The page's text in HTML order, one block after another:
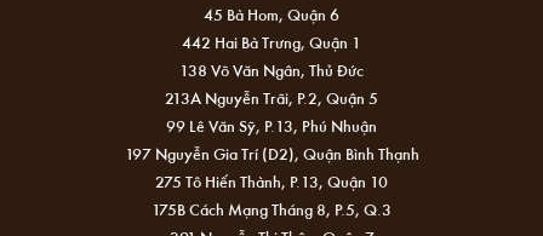
45 Bà Hom, Quận 6
442 Hai Bà Trưng, Quận 1
138 Võ Văn Ngân, Thủ Đức
213A Nguyễn Trãi, P.2, Quận 5
99 Lê Văn Sỹ, P.13, Phú Nhuận
197 Nguyễn Gia Trí (D2), Quận Bình Thạnh
275 Tô Hiến Thành, P.13, Quận 10
175B Cách Mạng Tháng 8, P.5, Q.3